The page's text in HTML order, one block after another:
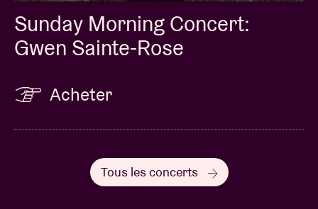
Sunday Morning Concert:
Gwen Sainte-Rose
Acheter
Tous les concerts